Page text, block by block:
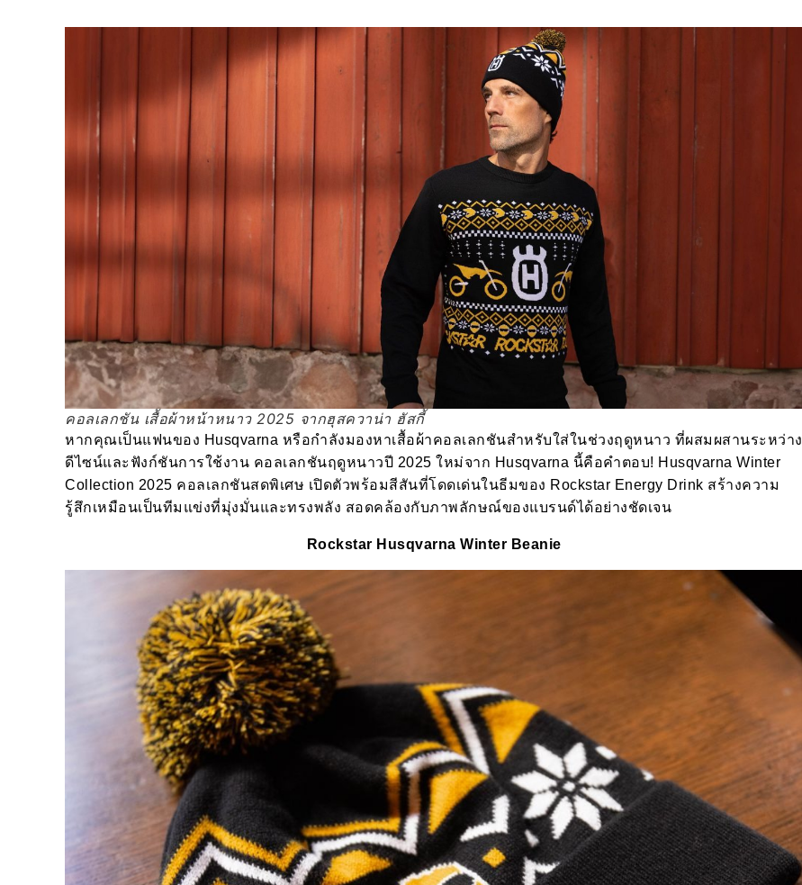
คอลเลกชัน เสื้อผ้าหน้าหนาว 2025 จากฮุสควาน่า ฮัสกี้
หากคุณเป็นแฟนของ Husqvarna หรือกำลังมองหาเสื้อผ้าคอลเลกชันสำหรับใส่ในช่วงฤดูหนาว ที่ผสมผสานระหว่าง
ดีไซน์และฟังก์ชันการใช้งาน คอลเลกชันฤดูหนาวปี 2025 ใหม่จาก Husqvarna นี้คือคำตอบ! Husqvarna Winter
Collection 2025 คอลเลกชันสดพิเศษ เปิดตัวพร้อมสีสันที่โดดเด่นในธีมของ Rockstar Energy Drink สร้างความ
รู้สึกเหมือนเป็นทีมแข่งที่มุ่งมั่นและทรงพลัง สอดคล้องกับภาพลักษณ์ของแบรนด์ได้อย่างชัดเจน
Rockstar Husqvarna Winter Beanie